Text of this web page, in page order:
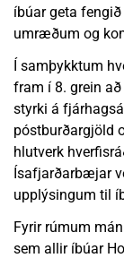
íbúar geta
umræðum og
Í samþykktum
fram í 8. grein
styrki á
póstburðargjöld
hlutverk
Ísafjarðarbæjar
upplýsingum til
Fyrir rúmum
sem allir íbúar